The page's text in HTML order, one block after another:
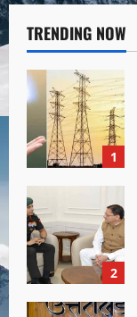
TRENDING NOW
1
2